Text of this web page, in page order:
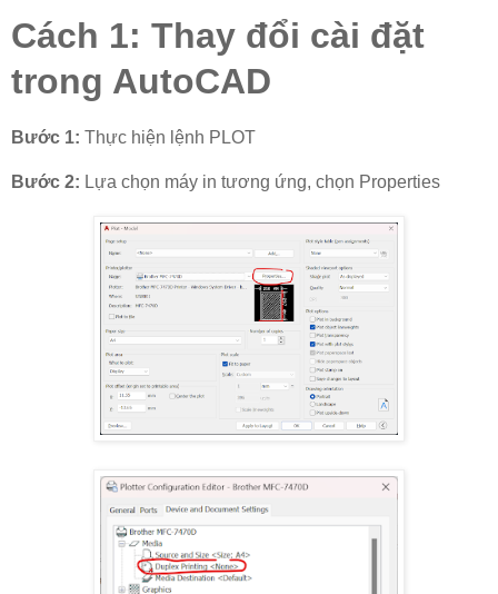
Cách 1: Thay đổi cài đặt
trong AutoCAD
Bước 1: Thực hiện lệnh PLOT
Bước 2: Lựa chọn máy in tương ứng, chọn Properties